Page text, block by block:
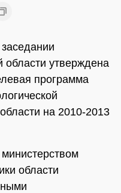
области утверждена
программа
на 2010-2013
области